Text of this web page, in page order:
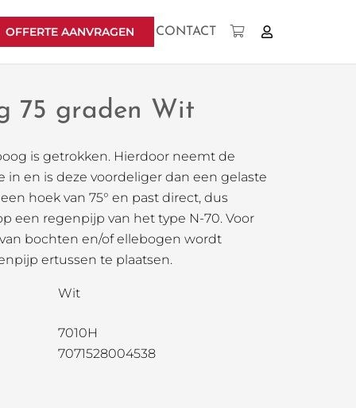
OFFERTE AANVRAGEN CONTACT
75 graden Wit
is getrokken. Hierdoor neemt de
en is deze voordeliger dan een gelaste
hoek van 75° en past direct, dus
een regenpijp van het type N-70. Voor
bochten en/of ellebogen wordt
ertussen te plaatsen.
Wit
7010H
7071528004538